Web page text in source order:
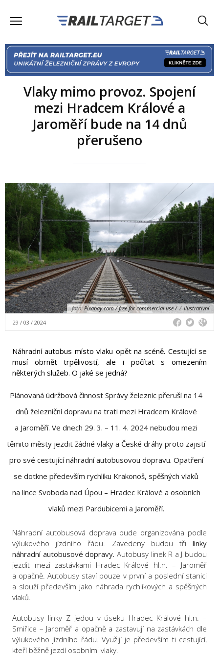
Vlaky mimo provoz. Spojení
mezi Hradcem Králové a
Jaroměří bude na 14 dnů
přerušeno
foto: Pixabay.com / free for commercial use / / Ilustrativní
29 / 03 / 2024
Náhradní autobus místo vlaku opět na scéně. Cestující se
musí obrnět trpělivostí, ale i počítat s omezením
některých služeb. O jaké se jedná?
Plánovaná údržbová činnost Správy železnic přeruší na 14
dnů železniční dopravu na trati mezi Hradcem Králové
a Jaroměří. Ve dnech 29. 3. – 11. 4. 2024 nebudou mezi
těmito městy jezdit žádné vlaky a České dráhy proto zajistí
pro své cestující náhradní autobusovou dopravu. Opatření
se dotkne především rychlíku Krakonoš, spěšných vlaků
na lince Svoboda nad Úpou – Hradec Králové a osobních
vlaků mezi Pardubicemi a Jaroměří.
Náhradní autobusová doprava bude organizována podle
výlukového jízdního řádu. Zavedeny budou tři linky
náhradní autobusové dopravy. Autobusy linek R a J budou
jezdit mezi zastávkami Hradec Králové hl.n. – Jaroměř
a opačně. Autobusy staví pouze v první a poslední stanici
a slouží především jako náhrada rychlíkových a spěšných
vlaků.
Autobusy linky Z jedou v úseku Hradec Králové hl.n. –
Smiřice – Jaroměř a opačně a zastavují na zastávkách dle
výlukového jízdního řádu. Využijí je především ti cestující,
kteří běžně jezdí osobními vlaky.